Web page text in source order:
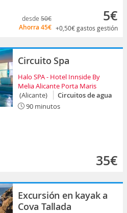
desde 50€
Ahorra 45€
5€
+0,50€gastos gestión
Circuito Spa
Halo SPA - Hotel Innside By
Melia Alicante Porta Maris
(Alicante)
Circuitos de agua
90 minutos
35€
Excursión en kayak a
Cova Tallada